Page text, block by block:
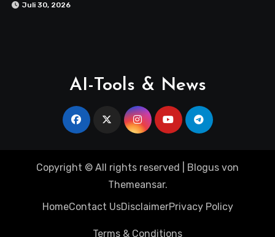
Juli 30, 2026
AI-Tools & News
Copyright © All rights reserved Blogus von
Themeansar.
HomeContact UsDisclaimerPrivacy Policy
Terms & Conditions